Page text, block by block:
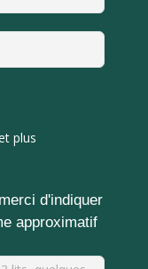
plus
d'indiquer
approximatif